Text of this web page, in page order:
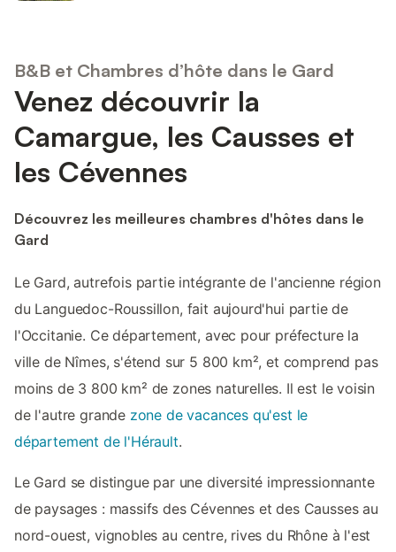
B&B et Chambres d’hôte dans le Gard
Venez découvrir la
Camargue, les Causses et
les Cévennes
Découvrez les meilleures chambres d'hôtes dans le
Gard
Le Gard, autrefois partie intégrante de l'ancienne région
du Languedoc-Roussillon, fait aujourd'hui partie de
l'Occitanie. Ce département, avec pour préfecture la
ville de Nîmes, s'étend sur 5 800 km², et comprend pas
moins de 3 800 km² de zones naturelles. Il est le voisin
de l'autre grande zone de vacances qu'est le
département de l'Hérault.
Le Gard se distingue par une diversité impressionnante
de paysages : massifs des Cévennes et des Causses au
nord-ouest, vignobles au centre, rives du Rhône à l'est